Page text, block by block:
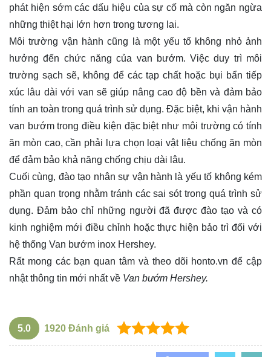
phát hiện sớm các dấu hiệu của sự cố mà còn ngăn ngừa
những thiệt hại lớn hơn trong tương lai.
Môi trường vận hành cũng là một yếu tố không nhỏ ảnh
hưởng đến chức năng của van bướm. Việc duy trì môi
trường sạch sẽ, không để các tạp chất hoặc bụi bẩn tiếp
xúc lâu dài với van sẽ giúp nâng cao độ bền và đảm bảo
tính an toàn trong quá trình sử dụng. Đặc biệt, khi vận hành
van bướm trong điều kiện đặc biệt như môi trường có tính
ăn mòn cao, cần phải lựa chọn loại vật liệu chống ăn mòn
để đảm bảo khả năng chống chịu dài lâu.
Cuối cùng, đào tạo nhân sự vận hành là yếu tố không kém
phần quan trọng nhằm tránh các sai sót trong quá trình sử
dụng. Đảm bảo chỉ những người đã được đào tạo và có
kinh nghiệm mới điều chỉnh hoặc thực hiện bảo trì đối với
hệ thống Van bướm inox Hershey.
Rất mong các bạn quan tâm và theo dõi honto.vn để cập
nhật thông tin mới nhất về Van bướm Hershey.
5.0 1920 Đánh giá